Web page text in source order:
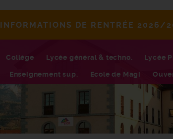
INFORMATIONS DE RENTRÉE 2026/
Collège Lycée général & techno. Lycée
Enseignement sup. Ecole de Magi